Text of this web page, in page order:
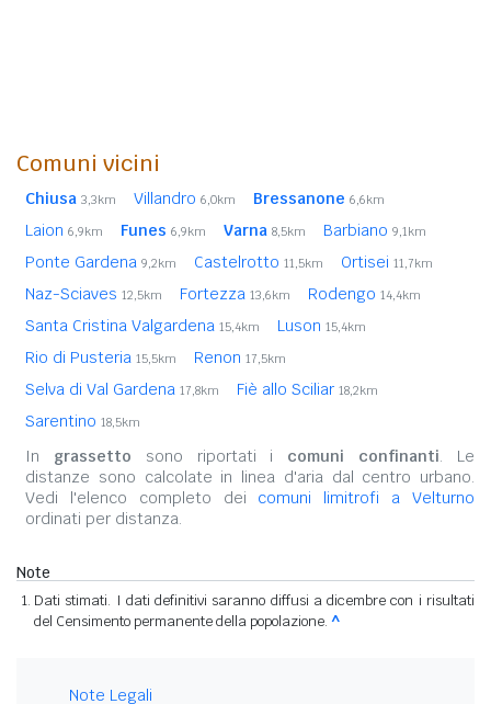
Comuni vicini
Chiusa 3,3km Villandro 6,0km Bressanone 6,6km
Laion 6,9km Funes 6,9km Varna 8,5km Barbiano 9,1km
Ponte Gardena 9,2km Castelrotto 11,5km Ortisei 11,7km
Naz-Sciaves 12,5km Fortezza 13,6km Rodengo 14,4km
Santa Cristina Valgardena 15,4km Luson 15,4km
Rio di Pusteria 15,5km Renon 17,5km
Selva di Val Gardena 17,8km Fiè allo Sciliar 18,2km
Sarentino 18,5km
In grassetto sono riportati i comuni confinanti. Le
distanze sono calcolate in linea d'aria dal centro urbano.
Vedi l'elenco completo dei comuni limitrofi a Velturno
ordinati per distanza.
Note
Dati stimati. I dati definitivi saranno diffusi a dicembre con i risultati
del Censimento permanente della popolazione. ^
Note Legali